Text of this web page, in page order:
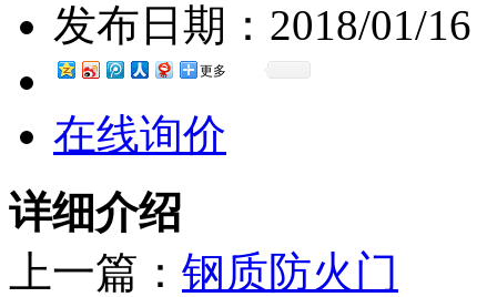
发布日期： 2018/01/16
更多
在线询价
详细介绍
上一篇： 钢质防火门